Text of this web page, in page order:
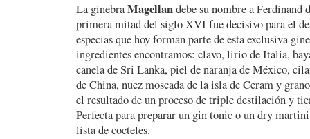
La ginebraMagellandebe su nombre a Ferdinand
primera mitad del siglo XVI fue decisivo para el
especias que hoy forman parte de esta exclusiva
ingredientes encontramos: clavo, lirio de Italia,
canela de Sri Lanka, piel de naranja de México,
de China, nuez moscada de la isla de Ceram y
el resultado de un proceso de triple destilación y
Perfecta para preparar un gin tonic o un dry
lista de cocteles.